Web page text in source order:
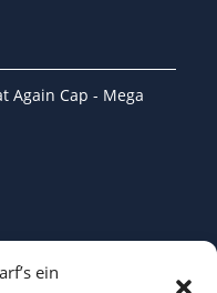
ein
Again Cap - Mega
Kappe